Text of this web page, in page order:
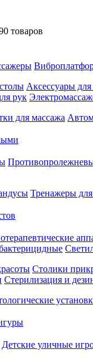
товаров
Аксессуары
рук
для массажа
Тренажеры
Столики
Стерилизация и
Детские уличные